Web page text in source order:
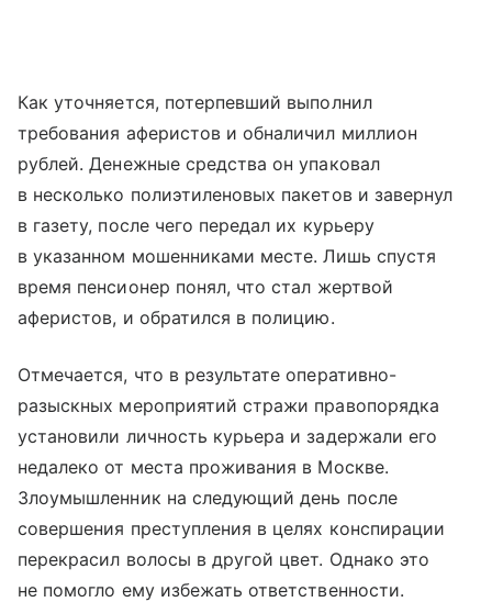
Как уточняется, потерпевший выполнил
требования аферистов и обналичил миллион
рублей. Денежные средства он упаковал
в несколько полиэтиленовых пакетов и завернул
в газету, после чего передал их курьеру
в указанном мошенниками месте. Лишь спустя
время пенсионер понял, что стал жертвой
аферистов, и обратился в полицию.
Отмечается, что в результате оперативно-
разыскных мероприятий стражи правопорядка
установили личность курьера и задержали его
недалеко от места проживания в Москве.
Злоумышленник на следующий день после
совершения преступления в целях конспирации
перекрасил волосы в другой цвет. Однако это
не помогло ему избежать ответственности.